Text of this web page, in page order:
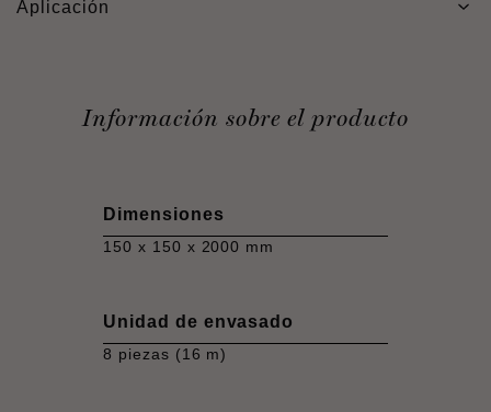
Aplicación
Información sobre el producto
Dimensiones
150 x 150 x 2000 mm
Unidad de envasado
8 piezas (16 m)